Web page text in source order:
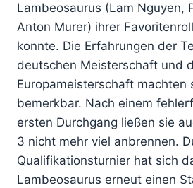
Lambeosaurus (Lam Nguyen,
Anton Murer) ihrer
konnte. Die Erfahrungen der
deutschen Meisterschaft und
Europameisterschaft machten
bemerkbar. Nach einem
ersten Durchgang ließen sie
3 nicht mehr viel anbrennen.
Qualifikationsturnier hat sich
Lambeosaurus erneut einen